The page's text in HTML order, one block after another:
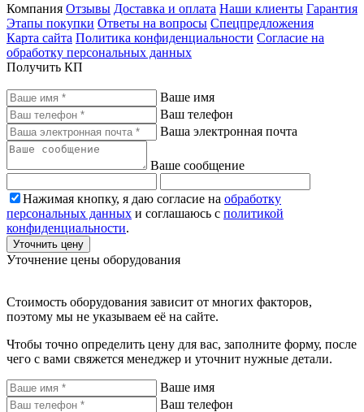
Компания Отзывы Доставка и оплата Наши клиенты Гарантия
Этапы покупки Ответы на вопросы Спецпредложения
Карта сайта Политика конфиденциальности Согласие на
обработку персональных данных
Получить КП
Ваше имя
Ваш телефон
Ваша электронная почта
Ваше сообщение
Нажимая кнопку, я даю согласие на обработку
персональных данных и соглашаюсь с политикой
конфиденциальности.
Уточнить цену
Уточнение цены оборудования
Стоимость оборудования зависит от многих факторов,
поэтому мы не указываем её на сайте.
Чтобы точно определить цену для вас, заполните форму, после
чего с вами свяжется менеджер и уточнит нужные детали.
Ваше имя
Ваш телефон